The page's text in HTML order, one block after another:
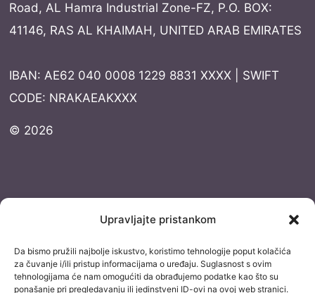
Upravljajte pristankom
Da bismo pružili najbolje iskustvo, koristimo tehnologije poput kolačića
za čuvanje i/ili pristup informacijama o uređaju. Suglasnost s ovim
tehnologijama će nam omogućiti da obrađujemo podatke kao što su
ponašanje pri pregledavanju ili jedinstveni ID-ovi na ovoj web stranici.
Road, AL Hamra Industrial Zone-FZ, P.O. BOX:
41146, RAS AL KHAIMAH, UNITED ARAB EMIRATES
IBAN: AE62 040 0008 1229 8831 XXXX | SWIFT
CODE: NRAKAEAKXXX
© 2026
Uvjeti korištenja
Izjava o izuzimanju od odgovornosti